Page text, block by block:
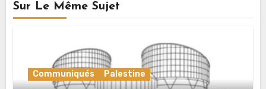
Sur Le Même Sujet
Communiqués Palestine